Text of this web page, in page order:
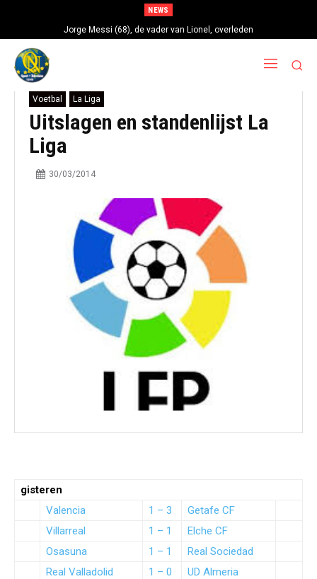
NEWS
Jorge Messi (68), de vader van Lionel, overleden
Voetbal La Liga
Uitslagen en standenlijst La
Liga
30/03/2014
gisteren
Valencia
1 – 3
Getafe CF
Villarreal
1 – 1
Elche CF
Osasuna
1 – 1
Real Sociedad
Real Valladolid
1 – 0
UD Almeria